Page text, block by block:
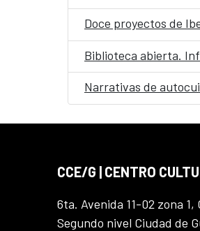
Doce proyectos de
Biblioteca abierta.
Narrativas de
CCE/G | CENTRO
6ta. Avenida 11-02 zona
Segundo nivel Ciudad de